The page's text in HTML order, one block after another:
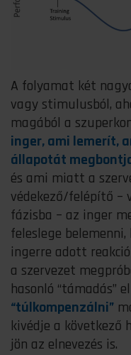
A folyamat két
vagy stimulusból,
magából a
inger, ami lemerít,
állapotát
és ami miatt a
védekező/felépítő –
fázisba – az inger
feleslege
ingerre adott
a szervezet
hasonló “támadás”
“túlkompenzálni”
kivédje a következő
jön az elnevezés is.